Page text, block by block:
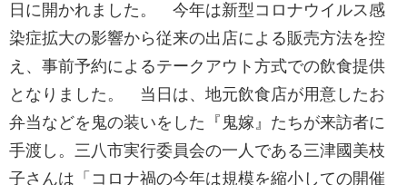
日に開かれました。 今年は新型コロナウイルス感
染症拡大の影響から従来の出店による販売方法を控
え、事前予約によるテークアウト方式での飲食提供
となりました。 当日は、地元飲食店が用意したお
弁当などを鬼の装いをした『鬼嫁』たちが来訪者に
手渡し。三八市実行委員会の一人である三津國美枝
子さんは「コロナ禍の今年は規模を縮小しての開催